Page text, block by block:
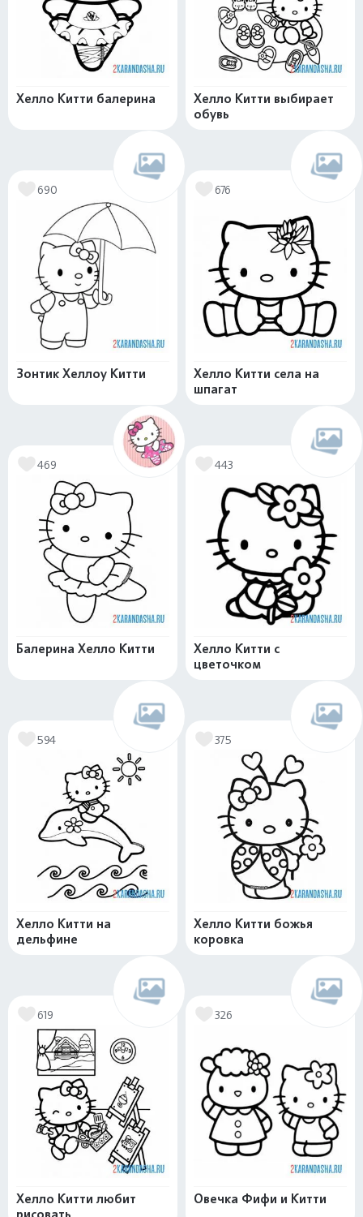
Хелло Китти балерина
Хелло Китти выбирает
обувь
690
Зонтик Хеллоу Китти
676
Хелло Китти села на
шпагат
469
Балерина Хелло Китти
443
Хелло Китти с
цветочком
594
Хелло Китти на
дельфине
375
Хелло Китти божья
коровка
619
Хелло Китти любит
326
Овечка Фифи и Китти